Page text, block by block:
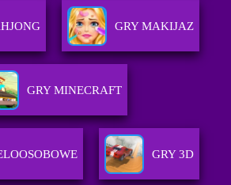
GRY MAKIJAZ
GRY MINECRAFT
GRY 3D